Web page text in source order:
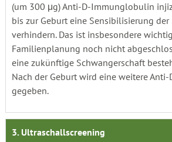
(um 300 μg) Anti-D-Immunglobulin
bis zur Geburt eine Sensibilisierung der
verhindern. Das ist insbesondere
Familienplanung noch nicht
eine zukünftige Schwangerschaft
Nach der Geburt wird eine weitere Anti-
gegeben.
3. Ultraschallscreening